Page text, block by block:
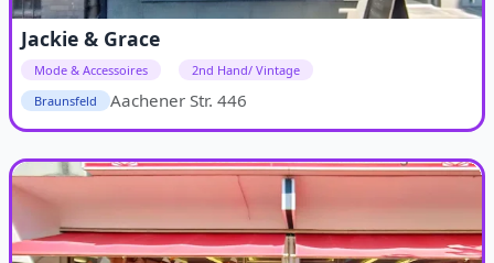
Jackie & Grace
Mode & Accessoires
2nd Hand/ Vintage
Braunsfeld
Aachener Str. 446